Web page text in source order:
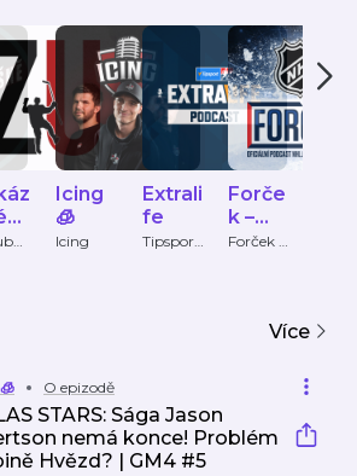
Icing
🧊
Icing
Extrali
fe
Tipsport
Forče
k –
Oficiá
NHL.c
Forček –
LivesporVíce
O epizodě
STARS: Sága Jason
nemá konce! Problém
Hvězd? | GM4 #5